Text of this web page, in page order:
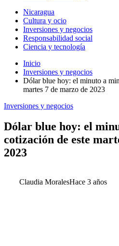
Nicaragua
Cultura y ocio
Inversiones y negocios
Responsabilidad social
Ciencia y tecnología
Inicio
Inversiones y negocios
Dólar blue hoy: el minuto a
martes 7 de marzo de 2023
Inversiones y negocios
Dólar blue hoy: el
cotización de este
2023
Claudia MoralesHace 3 años